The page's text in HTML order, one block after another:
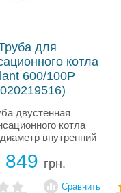
для
котла
600/100P
двустенная
котла
внутренний
1м, колено 87
в комплекте: 2-е
манжеты для
849 грн.
Сравнить